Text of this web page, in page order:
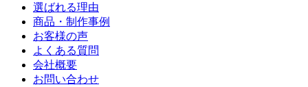
選ばれる理由
商品・制作事例
お客様の声
よくある質問
会社概要
お問い合わせ